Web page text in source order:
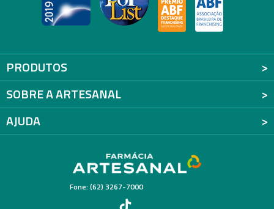
PRODUTOS
SOBRE A ARTESANAL
AJUDA
Fone: (62) 3267-7000